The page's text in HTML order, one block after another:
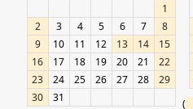
1
2
3 4 5 6 7
8
9
10 11 12 13 14
15
16
17 18 19 20 21
22
23
24 25 26 27 28
29
30
31
(